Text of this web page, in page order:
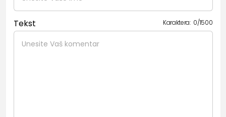
Tekst Karaktera: 0/1500